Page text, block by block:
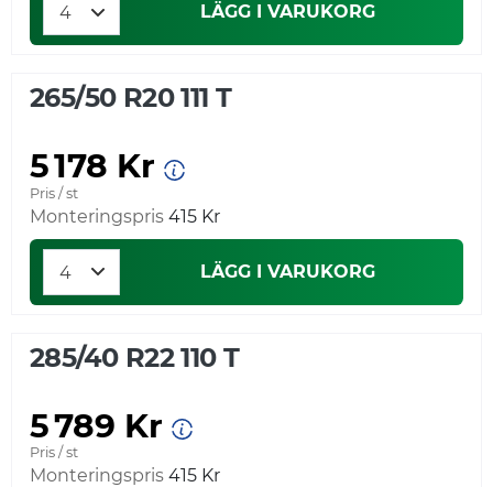
LÄGG I VARUKORG
265/50 R20 111 T
5 178 Kr
Pris / st
Monteringspris 415 Kr
LÄGG I VARUKORG
285/40 R22 110 T
5 789 Kr
Pris / st
Monteringspris 415 Kr